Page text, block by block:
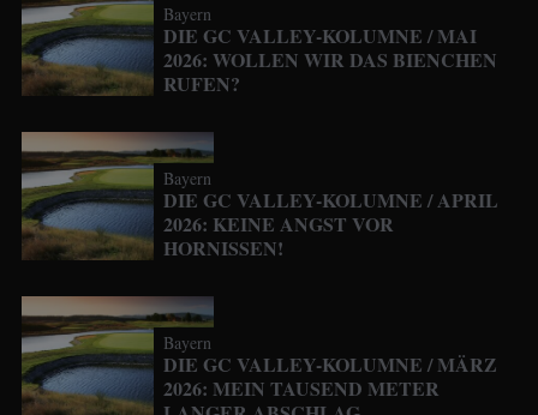
Bayern
DIE GC VALLEY-KOLUMNE / MAI
2026: WOLLEN WIR DAS BIENCHEN
RUFEN?
Bayern
DIE GC VALLEY-KOLUMNE / APRIL
2026: KEINE ANGST VOR
HORNISSEN!
Bayern
DIE GC VALLEY-KOLUMNE / MÄRZ
2026: MEIN TAUSEND METER